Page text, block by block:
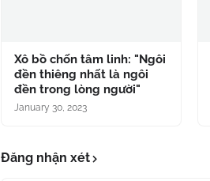
Xô bồ chốn tâm linh: "Ngôi
đền thiêng nhất là ngôi
đền trong lòng người"
January 30, 2023
Đăng nhận xét